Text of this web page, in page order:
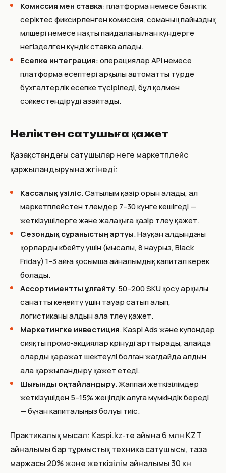
Комиссия мен ставка: платформа немесе банктік
серіктес фиксирленген комиссия, соманың пайыздық
мөлшері немесе нақты пайдаланылған күндерге
негізделген күндік ставка алады.
Есепке интеграция: операциялар API немесе
платформа есептері арқылы автоматты түрде
бухгалтерлік есепке түсіріледі, бұл қолмен
сәйкестендіруді азайтады.
Неліктен сатушыға қажет
Қазақстандағы сатушылар неге маркетплейс
қаржыландыруына жүгінеді:
Кассалық үзіліс. Сатылым қазір орын алады, ал
маркетплейстен төлемдер 7–30 күнге кешігеді —
жеткізушілерге және жалақыға қазір төлеу қажет.
Сезондық сұраныстың артуы. Науқан алдындағы
қорларды көбейту үшін (мысалы, 8 наурыз, Black
Friday) 1–3 айға қосымша айналымдық капитал керек
болады.
Ассортиментты ұлғайту. 50–200 SKU қосу арқылы
санатты кеңейту үшін тауар сатып алып,
логистиканы алдын ала төлеу қажет.
Маркетингке инвестиция. Kaspi Ads және купондар
сияқты промо‑акциялар көрінуді арттырады, алайда
оларды қаражат шектеулі болған жағдайда алдын
ала қаржыландыру қажет етеді.
Шығынды оңтайландыру. Жаппай жеткізілімдер
жеткізушіден 5–15% жеңілдік алуға мүмкіндік береді
— бұған капиталыңыз болуы тиіс.
Практикалық мысал: Kaspi.kz‑те айына 6 млн KZT
айналымы бар тұрмыстық техника сатушысы, таза
маржасы 20% және жеткізілім айналымы 30 күн